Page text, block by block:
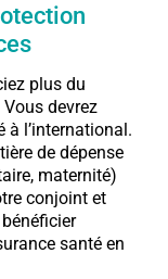
plus du
devrez
à l’international.
de dépense
maternité)
conjoint et
santé en